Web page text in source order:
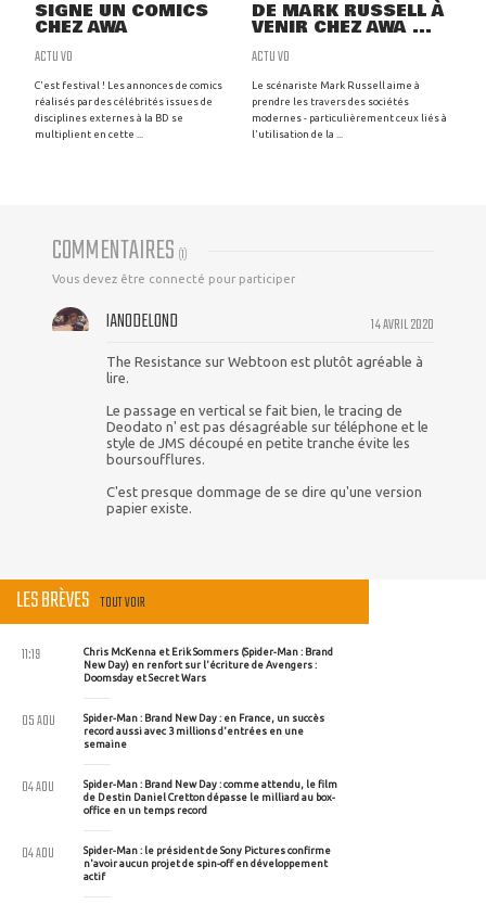
SIGNE UN COMICS
CHEZ AWA
ACTU VO
C'est festival ! Les annonces de comics
réalisés par des célébrités issues de
disciplines externes à la BD se
multiplient en cette ...
DE MARK RUSSELL À
VENIR CHEZ AWA ...
ACTU VO
Le scénariste Mark Russell aime à
prendre les travers des sociétés
modernes - particulièrement ceux liés à
l'utilisation de la ...
COMMENTAIRES (1)
Vous devez être connecté pour participer
14 AVRIL 2020
IAN0DELOND
The Resistance sur Webtoon est plutôt agréable à
lire.
Le passage en vertical se fait bien, le tracing de
Deodato n' est pas désagréable sur téléphone et le
style de JMS découpé en petite tranche évite les
boursoufflures.
C'est presque dommage de se dire qu'une version
papier existe.
LES BRÈVES TOUT VOIR
Chris McKenna et Erik Sommers (Spider-Man : Brand
New Day) en renfort sur l'écriture de Avengers :
Doomsday et Secret Wars
11:19
Spider-Man : Brand New Day : en France, un succès
record aussi avec 3 millions d'entrées en une
semaine
05 AOU
Spider-Man : Brand New Day : comme attendu, le film
de Destin Daniel Cretton dépasse le milliard au box-
office en un temps record
04 AOU
Spider-Man : le président de Sony Pictures confirme
n'avoir aucun projet de spin-off en développement
actif
04 AOU